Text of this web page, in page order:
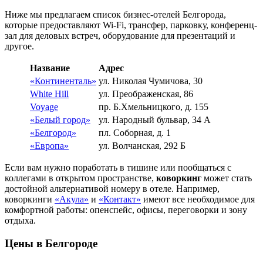
Ниже мы предлагаем список бизнес-отелей Белгорода,
которые предоставляют Wi-Fi, трансфер, парковку, конференц-
зал для деловых встреч, оборудование для презентаций и
другое.
Название
Адрес
«Континенталь» ул. Николая Чумичова, 30
White Hill
ул. Преображенская, 86
Voyage
пр. Б.Хмельницкого, д. 155
«Белый город»
ул. Народный бульвар, 34 А
«Белгород»
пл. Соборная, д. 1
«Европа»
ул. Волчанская, 292 Б
Если вам нужно поработать в тишине или пообщаться с
коллегами в открытом пространстве, коворкинг может стать
достойной альтернативой номеру в отеле. Например,
коворкинги «Акула» и «Контакт» имеют все необходимое для
комфортной работы: опенспейс, офисы, переговорки и зону
отдыха.
Цены в Белгороде